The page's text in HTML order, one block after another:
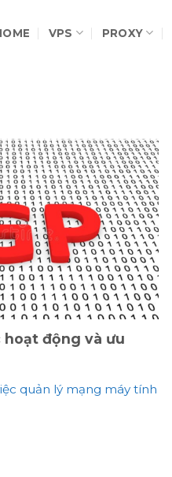
VPS PROXY
hoạt động và ưu
quản lý mạng máy tính